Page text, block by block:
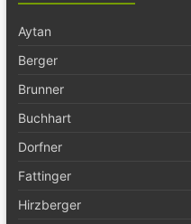
Aytan
Berger
Brunner
Buchhart
Dorfner
Fattinger
Hirzberger